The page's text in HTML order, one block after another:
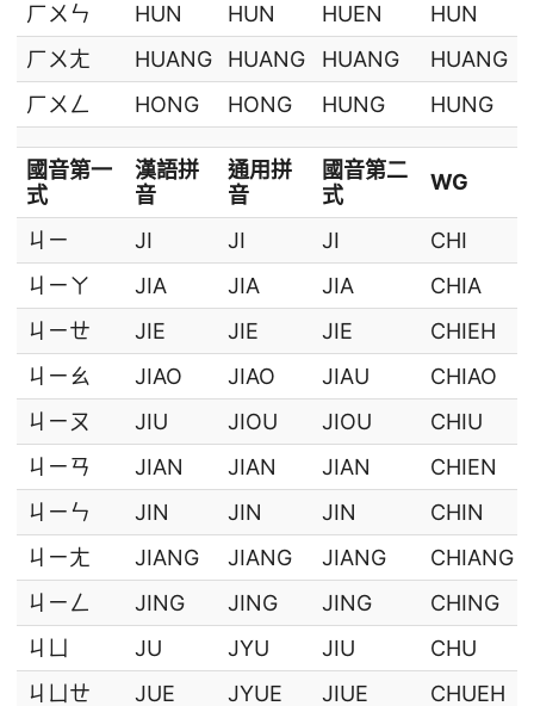
ㄏㄨㄣ
HUN HUN HUEN
HUN
ㄏㄨㄤ
HUANG HUANG HUANG
HUANG
ㄏㄨㄥ
HONG HONG HUNG HUNG
國音第一
式
漢語拼
音
通用拼
音
國音第二
式
WG
ㄐㄧ JI JI JI
CHI
ㄐㄧㄚ
JIA JIA JIA
CHIA
ㄐㄧㄝ
JIE JIE JIE
CHIEH
ㄐㄧㄠ
JIAO JIAO JIAU
CHIAO
ㄐㄧㄡ
JIU JIOU JIOU
CHIU
ㄐㄧㄢ
JIAN JIAN JIAN
CHIEN
ㄐㄧㄣ
JIN JIN JIN
CHIN
ㄐㄧㄤ
JIANG JIANG JIANG
CHIANG
ㄐㄧㄥ
JING JING JING
CHING
ㄐㄩ
JU JYU JIU
CHU
ㄐㄩㄝ
JUE JYUE JIUE CHUEH